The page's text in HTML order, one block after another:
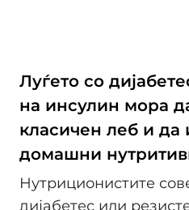
Луѓето со
на инсулин мора
класичен леб и да
домашни
Нутриционистите
дијабетес или